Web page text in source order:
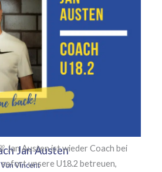
Jan Austen
Vincent
Jan Austen ist wieder Coach bei
unsere U18.2 betreuen,